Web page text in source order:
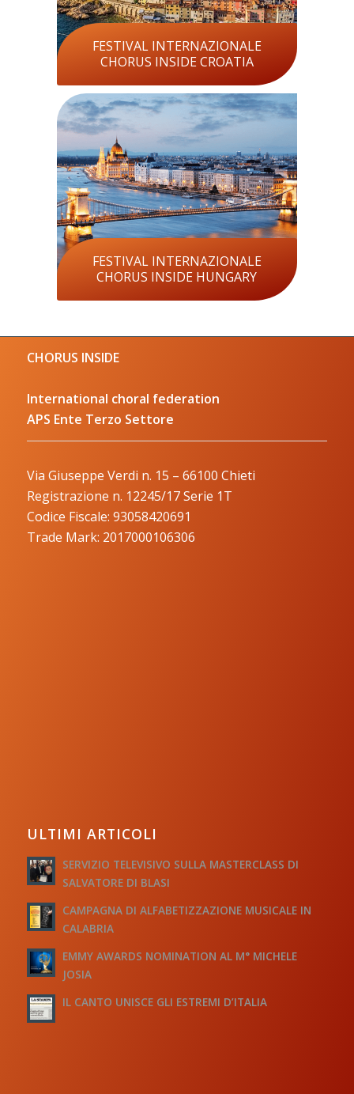
FESTIVAL INTERNAZIONALE
CHORUS INSIDE CROATIA
FESTIVAL INTERNAZIONALE
CHORUS INSIDE HUNGARY
CHORUS INSIDE
International choral federation
APS Ente Terzo Settore
Via Giuseppe Verdi n. 15 – 66100 Chieti
Registrazione n. 12245/17 Serie 1T
Codice Fiscale: 93058420691
Trade Mark: 2017000106306
ULTIMI ARTICOLI
SERVIZIO TELEVISIVO SULLA MASTERCLASS DI
SALVATORE DI BLASI
CAMPAGNA DI ALFABETIZZAZIONE MUSICALE IN
CALABRIA
EMMY AWARDS NOMINATION AL M° MICHELE
JOSIA
IL CANTO UNISCE GLI ESTREMI D’ITALIA